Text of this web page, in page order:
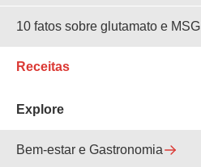
10 fatos sobre glutamato e MSG
Receitas
Explore
Bem-estar e Gastronomia